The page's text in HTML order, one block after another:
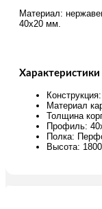
Материал:
40х20 мм.
Характеристики
Материал
Толщина
Профиль:
Полка:
Высота: